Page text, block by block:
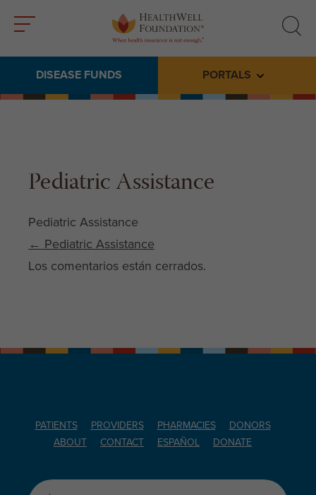
search
DISEASE FUNDS PORTALS Toggle
Pediatric Assistance
Pediatric Assistance
Post navigation
← Pediatric Assistance
Los comentarios están cerrados.
PATIENTS PROVIDERS PHARMACIES
DONORS
ABOUT
CONTACT ESPAÑOL DONATE